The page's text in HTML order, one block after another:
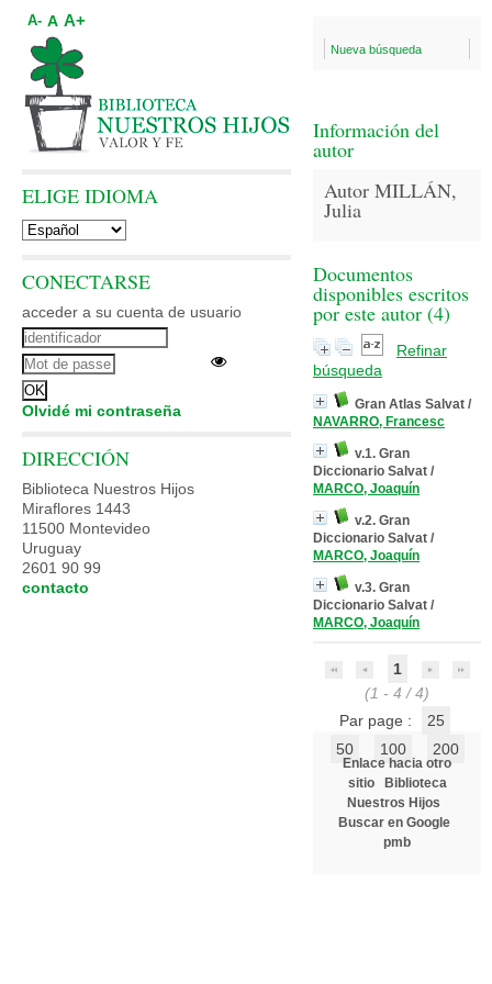
Nueva búsqueda
Información del
autor
Autor MILLÁN,
Julia
Documentos
disponibles escritos
por este autor (4)
Refinar
búsqueda
Gran Atlas Salvat /
NAVARRO, Francesc
v.1. Gran
Diccionario Salvat /
MARCO, Joaquín
v.2. Gran
Diccionario Salvat /
MARCO, Joaquín
v.3. Gran
Diccionario Salvat /
MARCO, Joaquín
1
(1 - 4 / 4)
Par page :
25
50
100 200
Enlace hacia otro
sitio
Biblioteca
Nuestros Hijos
Buscar en Google
pmb
A- A A+
ELIGE IDIOMA
CONECTARSE
acceder a su cuenta de usuario
Olvidé mi contraseña
DIRECCIÓN
Biblioteca Nuestros Hijos
Miraflores 1443
11500 Montevideo
Uruguay
2601 90 99
contacto